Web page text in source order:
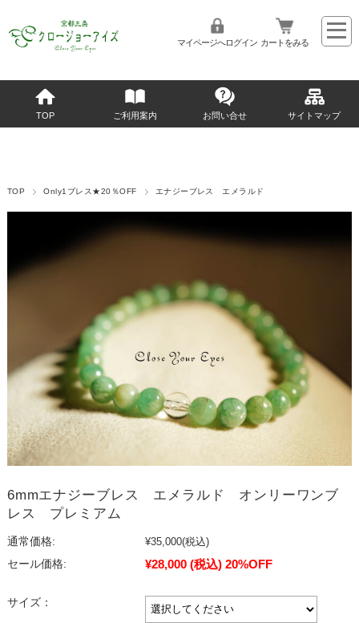
マイページへログイン カートをみる
TOP ご利用案内 お問い合せ サイトマップ
TOP Only1ブレス★20％OFF エナジーブレス エメラルド
6mmエナジーブレス エメラルド オンリーワンブ
レス プレミアム
通常価格: ¥35,000(税込)
セール価格:
¥28,000 (税込) 20%OFF
サイズ：